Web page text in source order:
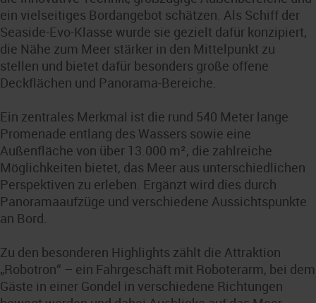
ein vielseitiges Bordangebot schätzen. Als Schiff der
Seaside-Evo-Klasse wurde sie gezielt dafür konzipiert,
die Nähe zum Meer stärker in den Mittelpunkt zu
stellen und bietet dafür besonders große offene
Deckflächen und Panorama-Bereiche.
Ein zentrales Merkmal ist die rund 540 Meter lange
Promenade entlang des Wassers sowie eine
Außenfläche von über 13.000 m², die zahlreiche
Möglichkeiten bietet, das Meer aus unterschiedlichen
Perspektiven zu erleben. Ergänzt wird dies durch
Panoramaaufzüge und verschiedene Aussichtspunkte
an Bord.
Zu den besonderen Highlights zählt die Attraktion
„Robotron“ – ein Fahrgeschäft mit Roboterarm, bei dem
Gäste in einer Gondel in verschiedene Richtungen